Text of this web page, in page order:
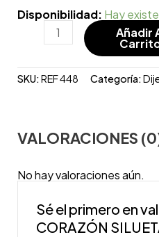
Disponibilidad: Hay
Añadir
SKU:REF 448 Categoría:
VALORACIONES
No hay valoraciones aún.
Sé el primero en
CORAZÓN